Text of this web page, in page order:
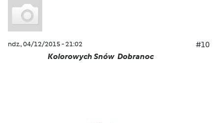
ndz., 04/12/2015 - 21:02
#10
Kolorowych Snów Dobranoc